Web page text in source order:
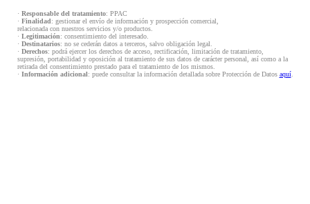
· Responsable del tratamiento: PPAC
· Finalidad: gestionar el envío de información y prospección comercial,
relacionada con nuestros servicios y/o productos.
· Legitimación: consentimiento del interesado.
· Destinatarios: no se cederán datos a terceros, salvo obligación legal.
· Derechos: podrá ejercer los derechos de acceso, rectificación, limitación de tratamiento,
supresión, portabilidad y oposición al tratamiento de sus datos de carácter personal, así como a la
retirada del consentimiento prestado para el tratamiento de los mismos.
· Información adicional: puede consultar la información detallada sobre Protección de Datos aquí.